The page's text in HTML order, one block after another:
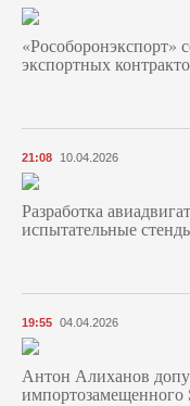
«Рособоронэкспорт»
экспортных
21:08 10.04.2026
Разработка
испытательные
19:55 04.04.2026
Антон Алиханов
импортозамещенного